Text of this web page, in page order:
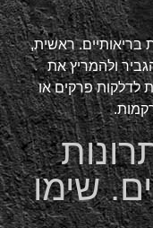
בריאותיים. ראשית,
ולהמריץ את
לדלקות פרקים או
שימו